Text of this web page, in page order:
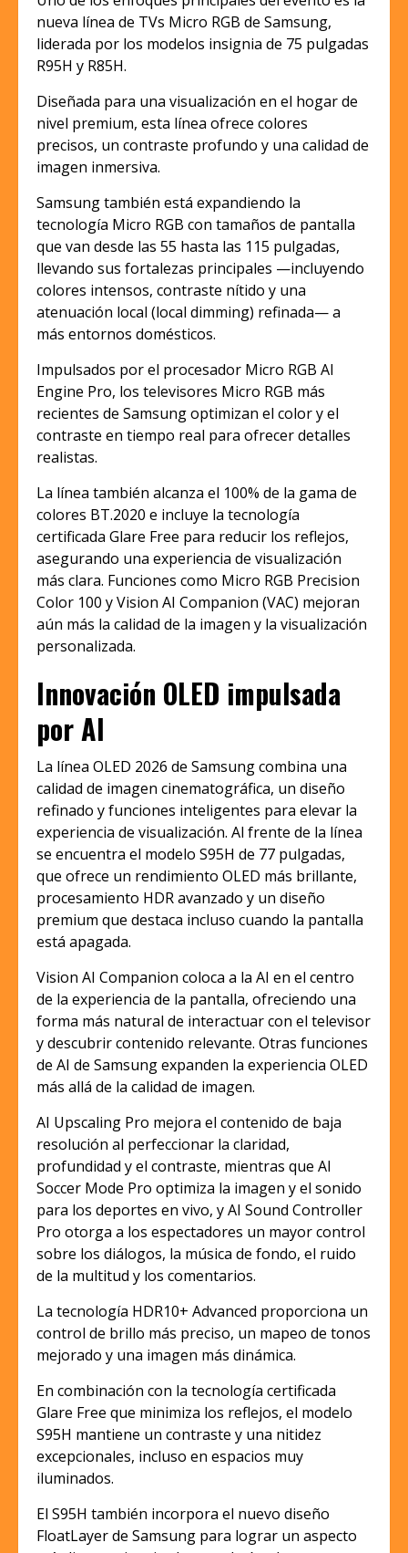
nueva línea de TVs Micro RGB de Samsung,
liderada por los modelos insignia de 75 pulgadas
R95H y R85H.
Diseñada para una visualización en el hogar de
nivel premium, esta línea ofrece colores
precisos, un contraste profundo y una calidad de
imagen inmersiva.
Samsung también está expandiendo la
tecnología Micro RGB con tamaños de pantalla
que van desde las 55 hasta las 115 pulgadas,
llevando sus fortalezas principales —incluyendo
colores intensos, contraste nítido y una
atenuación local (local dimming) refinada— a
más entornos domésticos.
Impulsados por el procesador Micro RGB AI
Engine Pro, los televisores Micro RGB más
recientes de Samsung optimizan el color y el
contraste en tiempo real para ofrecer detalles
realistas.
La línea también alcanza el 100% de la gama de
colores BT.2020 e incluye la tecnología
certificada Glare Free para reducir los reflejos,
asegurando una experiencia de visualización
más clara. Funciones como Micro RGB Precision
Color 100 y Vision AI Companion (VAC) mejoran
aún más la calidad de la imagen y la visualización
personalizada.
Innovación OLED impulsada
por AI
La línea OLED 2026 de Samsung combina una
calidad de imagen cinematográfica, un diseño
refinado y funciones inteligentes para elevar la
experiencia de visualización. Al frente de la línea
se encuentra el modelo S95H de 77 pulgadas,
que ofrece un rendimiento OLED más brillante,
procesamiento HDR avanzado y un diseño
premium que destaca incluso cuando la pantalla
está apagada.
Vision AI Companion coloca a la AI en el centro
de la experiencia de la pantalla, ofreciendo una
forma más natural de interactuar con el televisor
y descubrir contenido relevante. Otras funciones
de AI de Samsung expanden la experiencia OLED
más allá de la calidad de imagen.
AI Upscaling Pro mejora el contenido de baja
resolución al perfeccionar la claridad,
profundidad y el contraste, mientras que AI
Soccer Mode Pro optimiza la imagen y el sonido
para los deportes en vivo, y AI Sound Controller
Pro otorga a los espectadores un mayor control
sobre los diálogos, la música de fondo, el ruido
de la multitud y los comentarios.
La tecnología HDR10+ Advanced proporciona un
control de brillo más preciso, un mapeo de tonos
mejorado y una imagen más dinámica.
En combinación con la tecnología certificada
Glare Free que minimiza los reflejos, el modelo
S95H mantiene un contraste y una nitidez
excepcionales, incluso en espacios muy
iluminados.
El S95H también incorpora el nuevo diseño
FloatLayer de Samsung para lograr un aspecto